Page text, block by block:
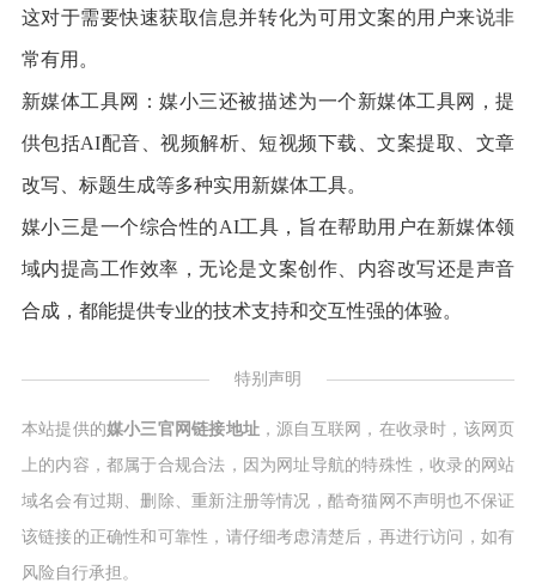
这对于需要快速获取信息并转化为可用文案的用户来说非
常有用。
新媒体工具网：媒小三还被描述为一个新媒体工具网，提
供包括AI配音、视频解析、短视频下载、文案提取、文章
改写、标题生成等多种实用新媒体工具。
媒小三是一个综合性的AI工具，旨在帮助用户在新媒体领
域内提高工作效率，无论是文案创作、内容改写还是声音
合成，都能提供专业的技术支持和交互性强的体验。
特别声明
本站提供的媒小三官网链接地址 ，源自互联网，在收录时，该网页
上的内容，都属于合规合法，因为网址导航的特殊性，收录的网站
域名会有过期、删除、重新注册等情况，酷奇猫网不声明也不保证
该链接的正确性和可靠性，请仔细考虑清楚后，再进行访问，如有
风险自行承担。